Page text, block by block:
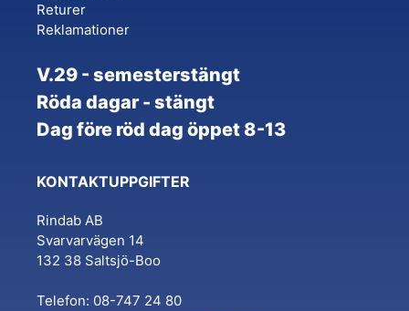
Returer
Reklamationer
V.29 - semesterstängt
Röda dagar - stängt
Dag före röd dag öppet 8-13
KONTAKTUPPGIFTER
Rindab AB
Svarvarvägen 14
132 38 Saltsjö-Boo
Telefon: 08-747 24 80